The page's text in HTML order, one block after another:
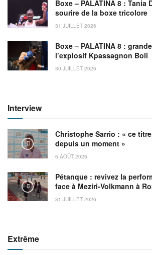
Boxe – PALATINA 8 : Tania
sourire de la boxe tricolore
31 JUILLET 2026
Boxe – PALATINA 8 :
l’explosif Kpassagnon Boli
30 JUILLET 2026
Interview
Christophe Sarrio : « ce
depuis un moment »
6 AOÛT 2026
Pétanque : revivez la
face à Meziri-Volkmann à
31 JUILLET 2026
Extrême